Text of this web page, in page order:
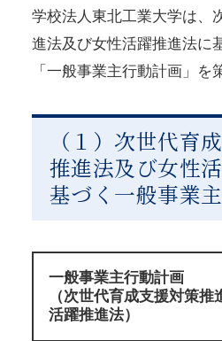
学校法人東北工業大学は、
進法及び女性活躍推進法に
「一般事業主行動計画」を
（１）次世代育
推進法及び女性
基づく一般事業
一般事業主行動計画
（次世代育成支援対策推
活躍推進法）